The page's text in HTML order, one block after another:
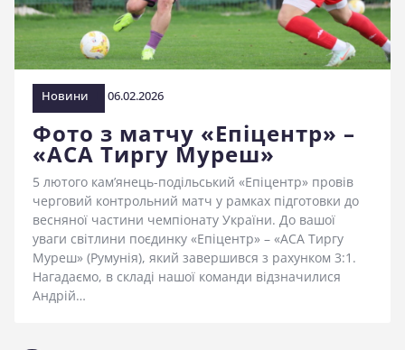
Новини 06.02.2026
Фото з матчу «Епіцентр» –
«АСА Тиргу Муреш»
5 лютого кам’янець-подільський «Епіцентр» провів
черговий контрольний матч у рамках підготовки до
весняної частини чемпіонату України. До вашої
уваги світлини поєдинку «Епіцентр» – «АСА Тиргу
Муреш» (Румунія), який завершився з рахунком 3:1.
Нагадаємо, в складі нашої команди відзначилися
Андрій…